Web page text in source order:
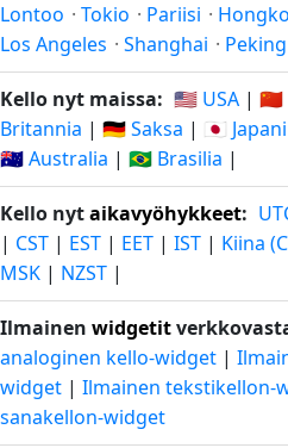
Lontoo · Tokio · Pariisi ·
Los Angeles · Shanghai · Peking
Kello nyt maissa: 🇺🇸 USA | 🇨🇳
Britannia | 🇩🇪 Saksa | 🇯🇵 Japani
🇦🇺 Australia | 🇧🇷 Brasilia |
Kello nytaikavyöhykkeet:
| CST | EST | EET | IST | Kiina
MSK | NZST |
Ilmainen widgetit
analoginen kello-widget |
widget | Ilmainen tekstikellon-
sanakellon-widget